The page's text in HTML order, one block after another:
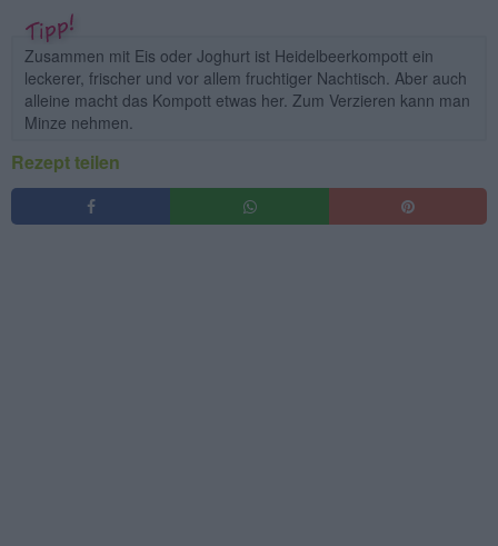
Zusammen mit Eis oder Joghurt ist Heidelbeerkompott ein
leckerer, frischer und vor allem fruchtiger Nachtisch. Aber auch
alleine macht das Kompott etwas her. Zum Verzieren kann man
Minze nehmen.
Rezept teilen